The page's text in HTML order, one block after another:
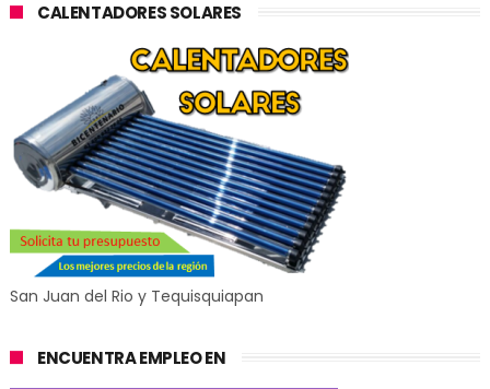
CALENTADORES SOLARES
San Juan del Rio y Tequisquiapan
ENCUENTRA EMPLEO EN